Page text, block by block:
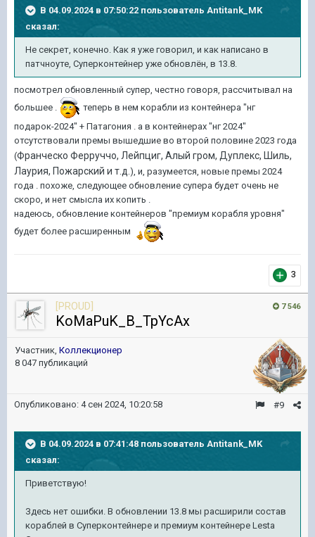
В 04.09.2024 в 07:50:22 пользователь Antitank_MK
сказал:
Не секрет, конечно. Как я уже говорил, и как написано в
патчноуте, Суперконтейнер уже обновлён, в 13.8.
посмотрел обновленный супер, честно говоря, рассчитывал на
большее .
теперь в нем корабли из контейнера "нг
подарок-2024" + Патагония . а в контейнерах "нг 2024"
отсутствовали премы вышедшие во второй половине 2023 года
(Франческо Ферруччо, Лейпциг, Алый гром, Дуплекс, Шиль,
Лаурия, Пожарский и т.д. ), и, разумеется, новые премы 2024
года . похоже, следующее обновление супера будет очень не
скоро, и нет смысла их копить .
надеюсь, обновление контейнеров "премиум корабля уровня"
будет более расширенным
3
7 546
[PROUD]
KoMaPuK_B_TpYcAx
Участник, Коллекционер
8 047 публикаций
#9
Опубликовано: 4 сен 2024, 10:20:58
В 04.09.2024 в 07:41:48 пользователь Antitank_MK
сказал:
Приветствую!
Здесь нет ошибки. В обновлении 13.8 мы расширили состав
кораблей в Суперконтейнере и премиум контейнере Lesta